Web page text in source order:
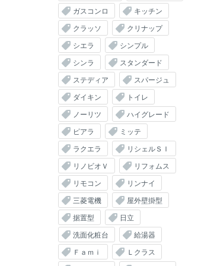
ガスコンロ
キッチン
クラッソ
クリナップ
シエラ
シンプル
シンラ
スタンダード
ステディア
スパージュ
ダイキン
トイレ
ノーリツ
ハイグレード
ピアラ
ミッテ
ラクエラ
リシェルＳＩ
リノビオＶ
リフォムス
リモコン
リンナイ
三菱電機
屋外壁掛型
据置型
日立
洗面化粧台
給湯器
Ｆａｍｉ
Ｌクラス